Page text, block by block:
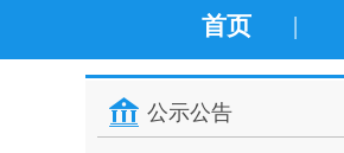
首页 |
公示公告